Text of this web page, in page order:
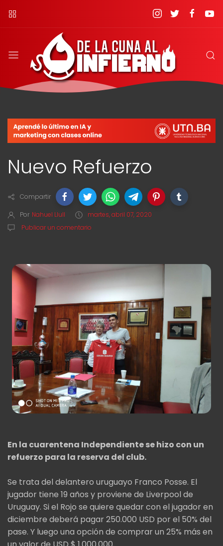
Nuevo Refuerzo
Compartir
Por Nahuel Llull
martes, abril 07, 2020
Publicar un comentario
En la cuarentena Independiente se hizo con un
refuerzo para la reserva del club.
Se trata del delantero uruguayo Franco Posse. El
jugador tiene 19 años y proviene de Liverpool de
Uruguay. Si el Rojo se quiere quedar con el jugador en
diciembre deberá pagar 250.000 USD por el 50% del
pase. Y luego una opción de comprar un 25% más en